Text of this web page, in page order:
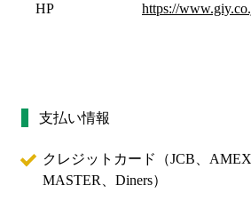
HP https://
支払い情報
クレジットカード（JCB、
MASTER、Diners）